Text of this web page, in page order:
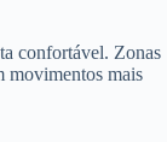
confortável. Zonas
movimentos mais